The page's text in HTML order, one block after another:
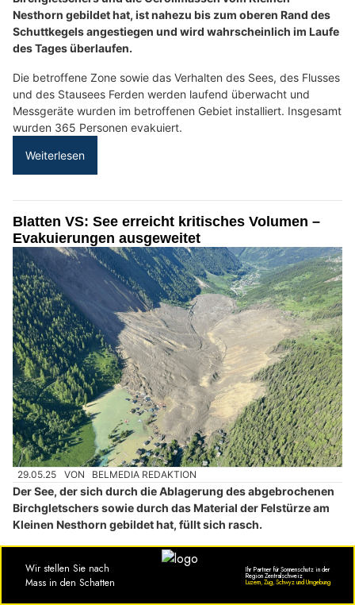
Nesthorn gebildet hat, ist nahezu bis zum oberen Rand des
Schuttkegels angestiegen und wird wahrscheinlich im Laufe
des Tages überlaufen.
Die betroffene Zone sowie das Verhalten des Sees, des Flusses
und des Stausees Ferden werden laufend überwacht und
Messgeräte wurden im betroffenen Gebiet installiert. Insgesamt
wurden 365 Personen evakuiert.
Weiterlesen
Blatten VS: See erreicht kritisches Volumen –
Evakuierungen ausgeweitet
29.05.25 VON BELMEDIA REDAKTION
Der See, der sich durch die Ablagerung des abgebrochenen
Birchgletschers sowie durch das Material der Felstürze am
Kleinen Nesthorn gebildet hat, füllt sich rasch.
Ein Überlaufen der Lonza über den Schuttkegel könnte sich im
Verlauf der Nacht ereignen. Im schlimmsten Fall könnten
dadurch Murgänge ausgelöst werden.